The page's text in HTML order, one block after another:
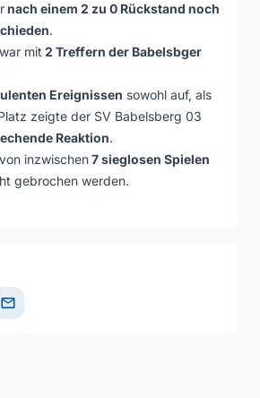
nach einem 2 zu 0 Rückstand noch
.
war mit 2 Treffern der Babelsbger
Ereignissen sowohl auf, als
zeigte der SV Babelsberg 03
Reaktion.
von inzwischen7 sieglosen Spielen
gebrochen werden.
mail